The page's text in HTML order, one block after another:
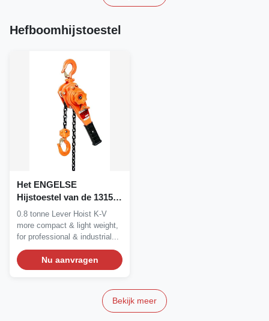
Hefboomhijstoestel
Het ENGELSE
Hijstoestel van de 13157
Industriële Opheffende
0,8 Ton Handhefboom
0.8 tonne Lever Hoist K-V
more compact & light weight,
for professional & industrial...
Nu aanvragen
Bekijk meer